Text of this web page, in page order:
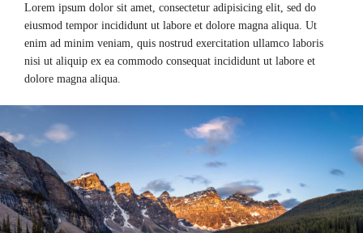
Lorem ipsum dolor sit amet, consectetur adipisicing elit, sed do
eiusmod tempor incididunt ut labore et dolore magna aliqua. Ut
enim ad minim veniam, quis nostrud exercitation ullamco laboris
nisi ut aliquip ex ea commodo consequat incididunt ut labore et
dolore magna aliqua.